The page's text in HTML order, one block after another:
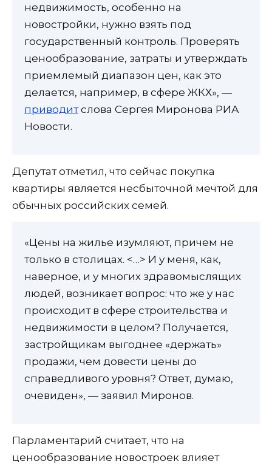
недвижимость, особенно на
новостройки, нужно взять под
государственный контроль. Проверять
ценообразование, затраты и утверждать
приемлемый диапазон цен, как это
делается, например, в сфере ЖКХ», —
приводитслова Сергея Миронова РИА
Новости.
Депутат отметил, что сейчас покупка
квартиры является несбыточной мечтой для
обычных российских семей.
«Цены на жилье изумляют, причем не
только в столицах. <…> И у меня, как,
наверное, и у многих здравомыслящих
людей, возникает вопрос: что же у нас
происходит в сфере строительства и
недвижимости в целом? Получается,
застройщикам выгоднее «держать»
продажи, чем довести цены до
справедливого уровня? Ответ, думаю,
очевиден», — заявил Миронов.
Парламентарий считает, что на
ценообразование новостроек влияет